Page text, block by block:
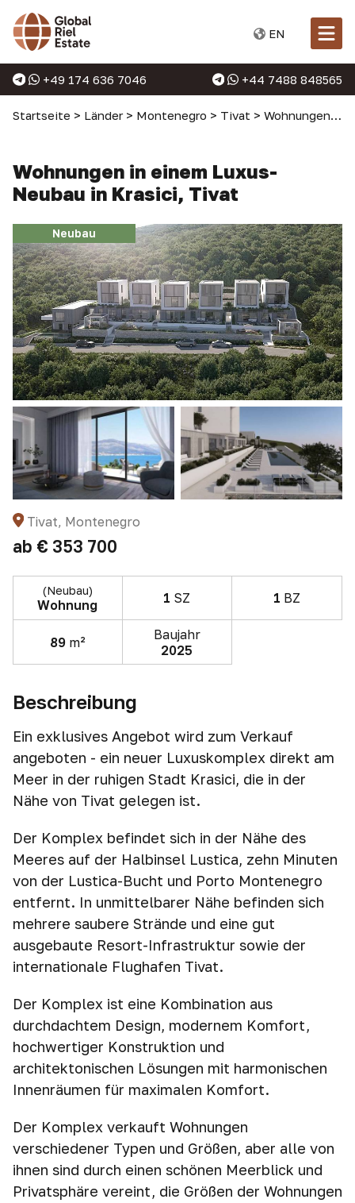
EN
+49 174 636 7046 +44 7488 848565
Startseite > Länder > Montenegro > Tivat > Wohnungen in Tivat
Wohnungen in einem Luxus-
Neubau in Krasici, Tivat
Neubau
Tivat, Montenegro
ab € 353 700
(Neubau)
Wohnung 1 SZ 1 BZ
89 m²
Baujahr
2025
Beschreibung
Ein exklusives Angebot wird zum Verkauf
angeboten - ein neuer Luxuskomplex direkt am
Meer in der ruhigen Stadt Krasici, die in der
Nähe von Tivat gelegen ist.
Der Komplex befindet sich in der Nähe des
Meeres auf der Halbinsel Lustica, zehn Minuten
von der Lustica-Bucht und Porto Montenegro
entfernt. In unmittelbarer Nähe befinden sich
mehrere saubere Strände und eine gut
ausgebaute Resort-Infrastruktur sowie der
internationale Flughafen Tivat.
Der Komplex ist eine Kombination aus
durchdachtem Design, modernem Komfort,
hochwertiger Konstruktion und
architektonischen Lösungen mit harmonischen
Innenräumen für maximalen Komfort.
Der Komplex verkauft Wohnungen
verschiedener Typen und Größen, aber alle von
ihnen sind durch einen schönen Meerblick und
Privatsphäre vereint, die Größen der Wohnungen